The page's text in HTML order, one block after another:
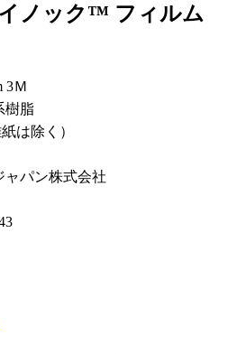
ノック™ フィルム
3Ｍ
樹脂
は除く）
ャパン株式会社